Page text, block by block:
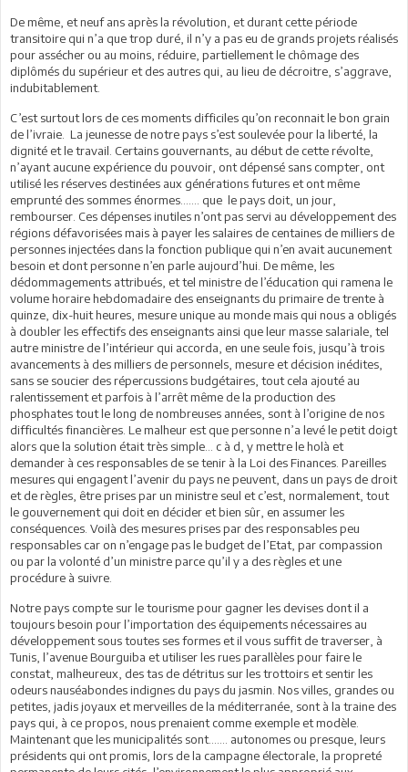
De même, et neuf ans après la révolution, et durant cette période
transitoire qui n’a que trop duré, il n’y a pas eu de grands projets réalisés
pour assécher ou au moins, réduire, partiellement le chômage des
diplômés du supérieur et des autres qui, au lieu de décroitre, s’aggrave,
indubitablement.
C’est surtout lors de ces moments difficiles qu’on reconnait le bon grain
de l’ivraie. La jeunesse de notre pays s’est soulevée pour la liberté, la
dignité et le travail. Certains gouvernants, au début de cette révolte,
n’ayant aucune expérience du pouvoir, ont dépensé sans compter, ont
utilisé les réserves destinées aux générations futures et ont même
emprunté des sommes énormes……. que le pays doit, un jour,
rembourser. Ces dépenses inutiles n’ont pas servi au développement des
régions défavorisées mais à payer les salaires de centaines de milliers de
personnes injectées dans la fonction publique qui n’en avait aucunement
besoin et dont personne n’en parle aujourd’hui. De même, les
dédommagements attribués, et tel ministre de l’éducation qui ramena le
volume horaire hebdomadaire des enseignants du primaire de trente à
quinze, dix-huit heures, mesure unique au monde mais qui nous a obligés
à doubler les effectifs des enseignants ainsi que leur masse salariale, tel
autre ministre de l’intérieur qui accorda, en une seule fois, jusqu’à trois
avancements à des milliers de personnels, mesure et décision inédites,
sans se soucier des répercussions budgétaires, tout cela ajouté au
ralentissement et parfois à l’arrêt même de la production des
phosphates tout le long de nombreuses années, sont à l’origine de nos
difficultés financières. Le malheur est que personne n’a levé le petit doigt
alors que la solution était très simple... c à d, y mettre le holà et
demander à ces responsables de se tenir à la Loi des Finances. Pareilles
mesures qui engagent l’avenir du pays ne peuvent, dans un pays de droit
et de règles, être prises par un ministre seul et c’est, normalement, tout
le gouvernement qui doit en décider et bien sûr, en assumer les
conséquences. Voilà des mesures prises par des responsables peu
responsables car on n’engage pas le budget de l’Etat, par compassion
ou par la volonté d’un ministre parce qu’il y a des règles et une
procédure à suivre.
Notre pays compte sur le tourisme pour gagner les devises dont il a
toujours besoin pour l’importation des équipements nécessaires au
développement sous toutes ses formes et il vous suffit de traverser, à
Tunis, l’avenue Bourguiba et utiliser les rues parallèles pour faire le
constat, malheureux, des tas de détritus sur les trottoirs et sentir les
odeurs nauséabondes indignes du pays du jasmin. Nos villes, grandes ou
petites, jadis joyaux et merveilles de la méditerranée, sont à la traine des
pays qui, à ce propos, nous prenaient comme exemple et modèle.
Maintenant que les municipalités sont……. autonomes ou presque, leurs
présidents qui ont promis, lors de la campagne électorale, la propreté